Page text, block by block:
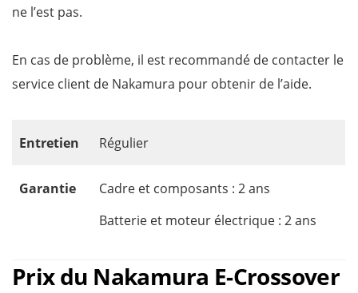
ne l’est pas.
En cas de problème, il est recommandé de contacter le
service client de Nakamura pour obtenir de l’aide.
Entretien Régulier
Garantie
Cadre et composants : 2 ans
Batterie et moteur électrique : 2 ans
Prix du Nakamura E-Crossover